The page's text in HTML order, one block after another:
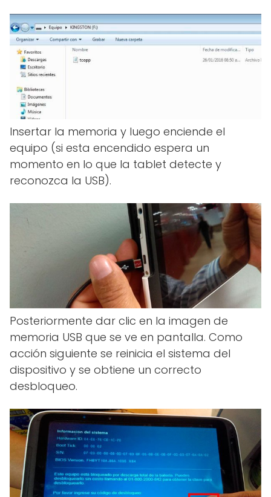
Insertar la memoria y luego enciende el
equipo (si esta encendido espera un
momento en lo que la tablet detecte y
reconozca la USB).
Posteriormente dar clic en la imagen de
memoria USB que se ve en pantalla. Como
acción siguiente se reinicia el sistema del
dispositivo y se obtiene un correcto
desbloqueo.